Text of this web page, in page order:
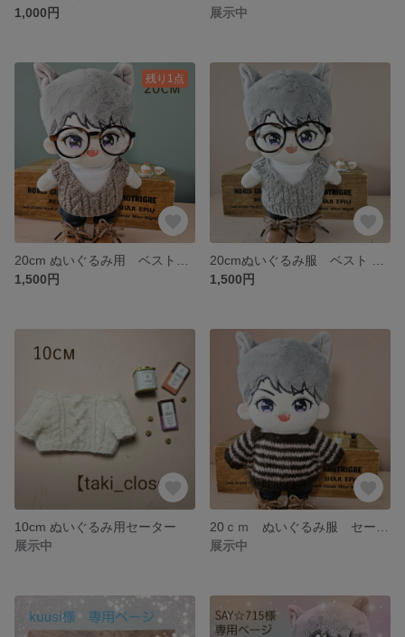
1,000円
展示中
残り1点
1,500円
1,500円
10cm ぬいぐるみ用セーター
展示中
展示中